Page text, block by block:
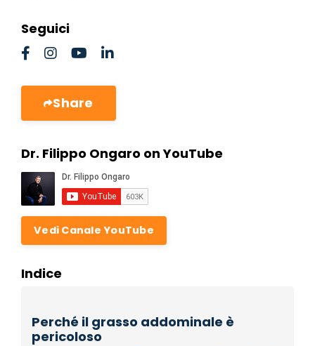
Seguici
Share
Dr. Filippo Ongaro on YouTube
Vedi Canale YouTube
Indice
Perché il grasso addominale è
pericoloso